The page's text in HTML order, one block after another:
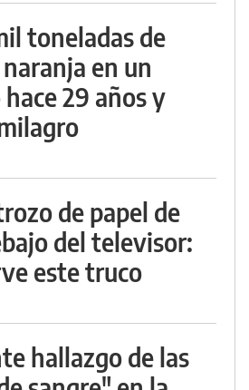
toneladas de
en un
29 años y
de papel de
del televisor:
este truco
hallazgo de las